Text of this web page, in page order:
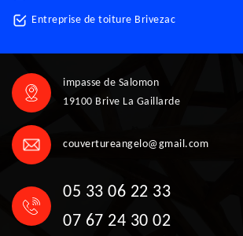
Entreprise de toiture Brivezac
impasse de Salomon
19100 Brive La Gaillarde
couvertureangelo@gmail.com
05 33 06 22 33
07 67 24 30 02